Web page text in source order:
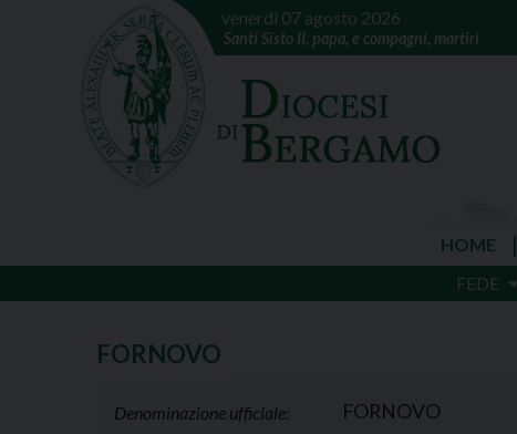
venerdì 07 agosto 2026
Santi Sisto II, papa, e compagni, martiri
HOME
FEDE
FORNOVO
Denominazione ufficiale: FORNOVO